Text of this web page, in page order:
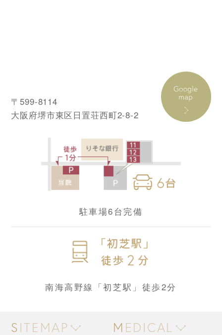
〒599-8114
大阪府堺市東区日置荘西町2-8-2
駐車場6台完備
南海高野線「初芝駅」徒歩2分
SITEMAP MEDICAL